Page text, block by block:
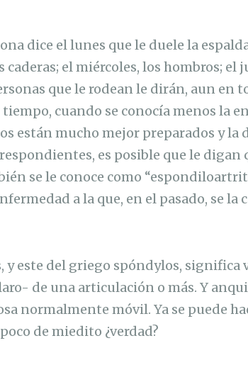
dice el lunes que le duele la
el miércoles, los hombros; el
que le rodean le dirán, aun en
tiempo, cuando se conocía menos la
están mucho mejor preparados y la
es posible que le digan
se le conoce como
a la que, en el pasado, se la
este del griego spóndylos, significa
de una articulación o más. Y
normalmente móvil. Ya se puede
de miedito ¿verdad?